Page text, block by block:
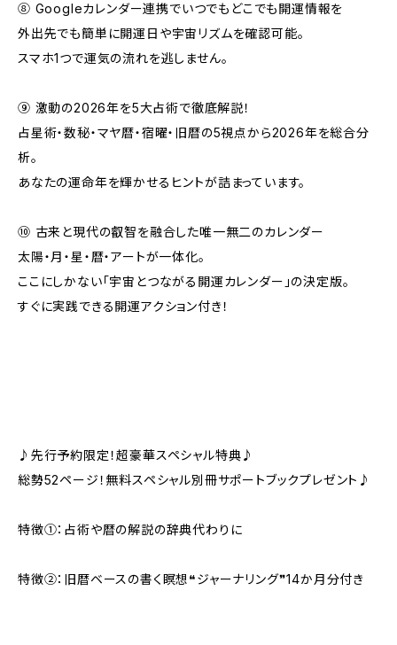
⑧ Googleカレンダー連携でいつでもどこでも開運情報を
外出先でも簡単に開運日や宇宙リズムを確認可能。
スマホ1つで運気の流れを逃しません。
⑨ 激動の2026年を5大占術で徹底解説！
占星術・数秘・マヤ暦・宿曜・旧暦の5視点から2026年を総合分
析。
あなたの運命年を輝かせるヒントが詰まっています。
⑩ 古来と現代の叡智を融合した唯一無二のカレンダー
太陽・月・星・暦・アートが一体化。
ここにしかない「宇宙とつながる開運カレンダー」の決定版。
すぐに実践できる開運アクション付き！
♪先行予約限定！超豪華スペシャル特典♪
総勢52ページ！無料スペシャル別冊サポートブックプレゼント♪
特徴①：占術や暦の解説の辞典代わりに
特徴②：旧暦ベースの書く瞑想❝ジャーナリング❞14か月分付き